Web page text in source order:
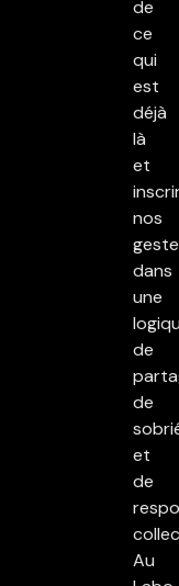
de
ce
qui
est
déjà
là
et
nos
dans
une
de
de
et
de
Au